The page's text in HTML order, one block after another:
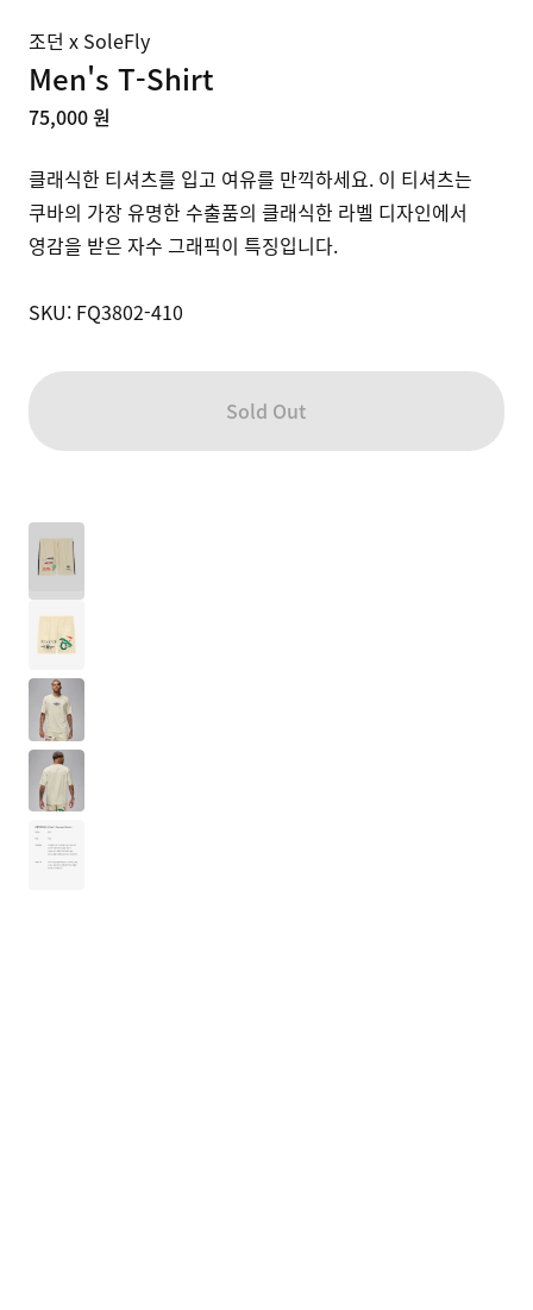
조던 x SoleFly
Men's T-Shirt
75,000 원
클래식한 티셔츠를 입고 여유를 만끽하세요. 이 티셔츠는
쿠바의 가장 유명한 수출품의 클래식한 라벨 디자인에서
영감을 받은 자수 그래픽이 특징입니다.
SKU: FQ3802-410
Sold Out